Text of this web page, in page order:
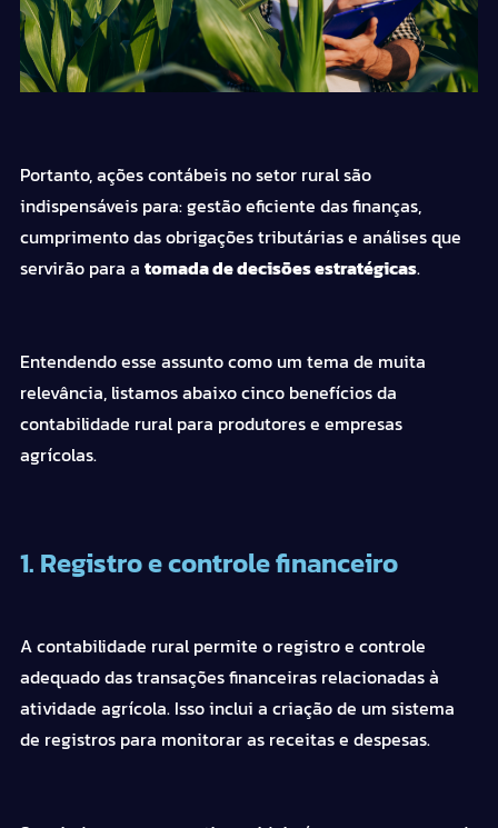
Portanto, ações contábeis no setor rural são
indispensáveis para:gestãoeficiente das finanças,
cumprimento das obrigações tributárias e análises que
servirão para a tomada de decisões estratégicas.
Entendendo esse assunto como um tema de muita
relevância, listamos abaixo cinco benefícios da
contabilidade rural para produtores e empresas
agrícolas.
1. Registro e controle financeiro
A contabilidade rural permite o registro e controle
adequado das transações financeiras relacionadas à
atividade agrícola. Isso inclui a criação de um sistema
de registros para monitorar as receitas e despesas.